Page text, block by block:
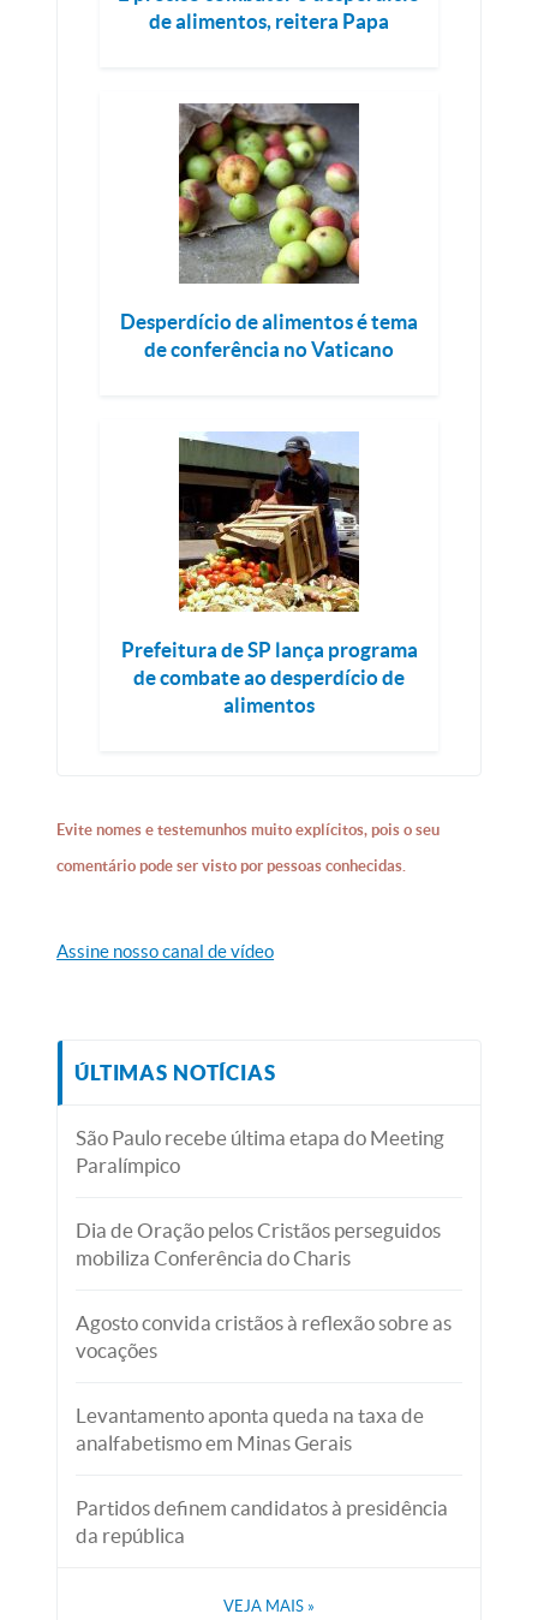
de alimentos, reitera Papa
Desperdício de alimentos é tema
de conferência no Vaticano
Prefeitura de SP lança programa
de combate ao desperdício de
alimentos
Evite nomes e testemunhos muito explícitos, pois o seu
comentário pode ser visto por pessoas conhecidas.
Assine nosso canal de vídeo
ÚLTIMAS NOTÍCIAS
São Paulo recebe última etapa do Meeting
Paralímpico
Dia de Oração pelos Cristãos perseguidos
mobiliza Conferência do Charis
Agosto convida cristãos à reflexão sobre as
vocações
Levantamento aponta queda na taxa de
analfabetismo em Minas Gerais
Partidos definem candidatos à presidência
da república
VEJA MAIS »